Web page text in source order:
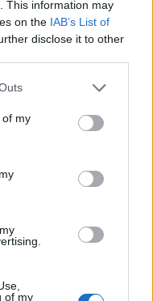
This information may
on the IAB’s List of
disclose it to other
one or more Google
You may click to
its third-party tags to
in below Google
of my
of my
le suite: furto da
chiuse ancora fino a
delle mete più